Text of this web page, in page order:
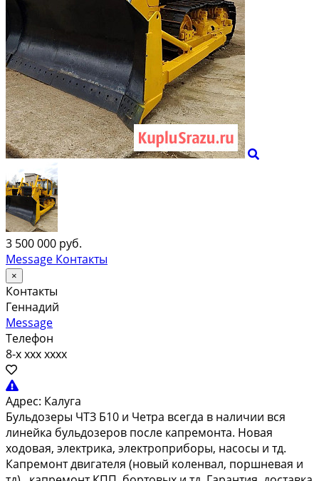
3 500 000 руб.
Message Контакты
×
Контакты
Геннадий
Message
Телефон
8-x xxx xxxx
Адрес: Калуга
Бульдозеры ЧТЗ Б10 и Четра всегда в наличии вся
линейка бульдозеров после капремонта. Новая
ходовая, электрика, электроприборы, насосы и тд.
Капремонт двигателя (новый коленвал, поршневая и